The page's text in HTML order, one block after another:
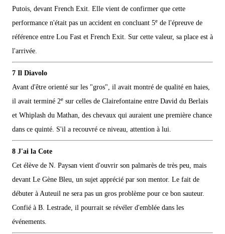
Putois, devant French Exit. Elle vient de confirmer que cette
performance n'était pas un accident en concluant 5e de l'épreuve de
référence entre Lou Fast et French Exit. Sur cette valeur, sa place est à
l'arrivée.
7 Il Diavolo
Avant d'être orienté sur les "gros", il avait montré de qualité en haies,
il avait terminé 2e sur celles de Clairefontaine entre David du Berlais
et Whiplash du Mathan, des chevaux qui auraient une première chance
dans ce quinté. S'il a recouvré ce niveau, attention à lui.
8 J'ai la Cote
Cet élève de N. Paysan vient d'ouvrir son palmarès de très peu, mais
devant Le Gène Bleu, un sujet apprécié par son mentor. Le fait de
débuter à Auteuil ne sera pas un gros problème pour ce bon sauteur.
Confié à B. Lestrade, il pourrait se révéler d'emblée dans les
événements.